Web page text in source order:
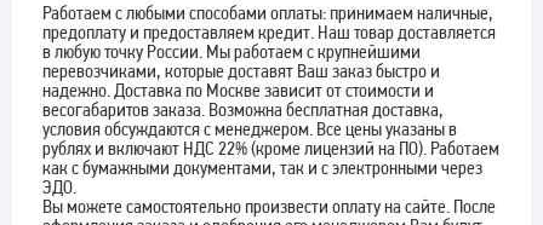
Работаем с любыми способами оплаты: принимаем наличные,
предоплату и предоставляем кредит. Наш товар доставляется
в любую точку России. Мы работаем с крупнейшими
перевозчиками, которые доставят Ваш заказ быстро и
надежно. Доставка по Москве зависит от стоимости и
весогабаритов заказа. Возможна бесплатная доставка,
условия обсуждаются с менеджером. Все цены указаны в
рублях и включают НДС 22% (кроме лицензий на ПО). Работаем
как с бумажными документами, так и с электронными через
ЭДО.
Вы можете самостоятельно произвести оплату на сайте. После